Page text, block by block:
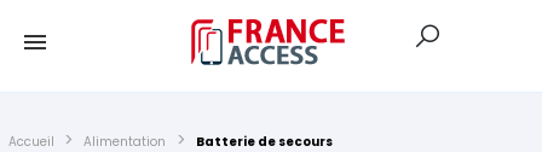
Accueil Alimentation Batterie de secours